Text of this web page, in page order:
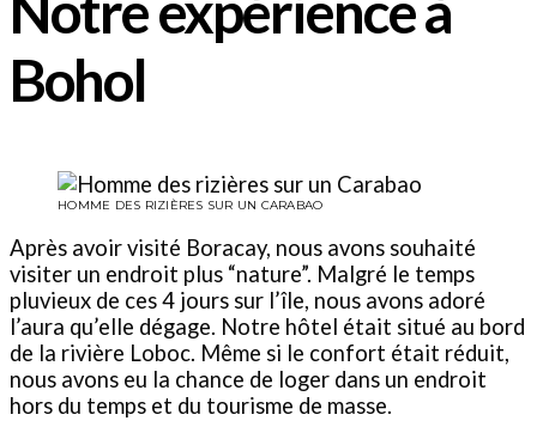
Bohol
HOMME DES RIZIÈRES SUR UN CARABAO
Après avoir visité Boracay, nous avons souhaité
visiter un endroit plus “nature”. Malgré le temps
pluvieux de ces 4 jours sur l’île, nous avons adoré
l’aura qu’elle dégage. Notre hôtel était situé au bord
de la rivière Loboc. Même si le confort était réduit,
nous avons eu la chance de loger dans un endroit
hors du temps et du tourisme de masse.